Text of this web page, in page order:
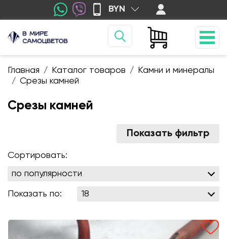
BYN
Главная / Каталог товаров / Камни и минералы
/ Срезы камней
Срезы камней
Показать фильтр
Сортировать:
Показать по: